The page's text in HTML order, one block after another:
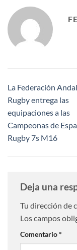
La Federación
Rugby entrega las
equipaciones a las
Campeonas de
Rugby 7s M16
Deja una
Tu dirección de
Los campos
Comentario*